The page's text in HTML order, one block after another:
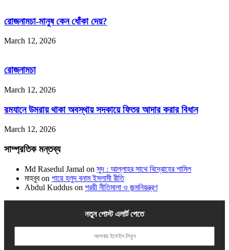
রোজনামচা-মানুষ কেন ধোঁকা দেয়?
March 12, 2026
রোজনামচা
March 12, 2026
রমযানে উমরায় থাকা অবস্থায় সদকায়ে ফিতর আদার করার বিধান
March 12, 2026
সাম্প্রতিক মন্তব্য
Md Rasedul Jamal on সুদ : আল্লাহর সাথে বিদ্রোহের শামিল
মাহবুবon গায়ে হলুদ বনাম ইসলামী রীতি
Abdul Kuddus on শরয়ী নীতিমালা ও জন্মনিয়ন্ত্রণ
নতুন পোস্ট এলার্ট পেতে